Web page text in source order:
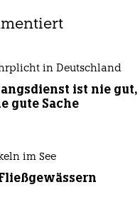
in Deutschland
ist nie
gute Sache
im See